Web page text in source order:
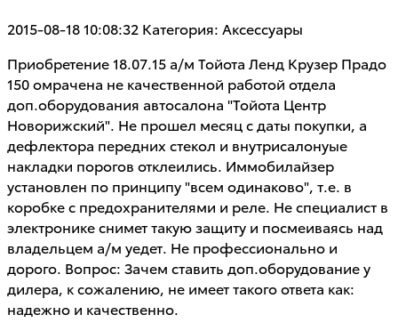
2015-08-18 10:08:32 Категория: Аксессуары
Приобретение 18.07.15 а/м Тойота Ленд Крузер Прадо
150 омрачена не качественной работой отдела
доп.оборудования автосалона "Тойота Центр
Новорижский". Не прошел месяц с даты покупки, а
дефлектора передних стекол и внутрисалонyые
накладки порогов отклеились. Иммобилайзер
установлен по принципу "всем одинаково", т.е. в
коробке с предохранителями и реле. Не специалист в
электронике снимет такую защиту и посмеиваясь над
владельцем а/м уедет. Не профессионально и
дорого. Вопрос: Зачем ставить доп.оборудование у
дилера, к сожалению, не имеет такого ответа как:
надежно и качественно.